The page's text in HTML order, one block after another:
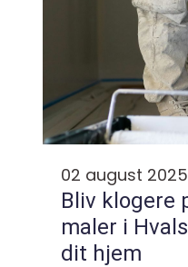
02 august 2025
Bliv klogere
maler i
dit hjem